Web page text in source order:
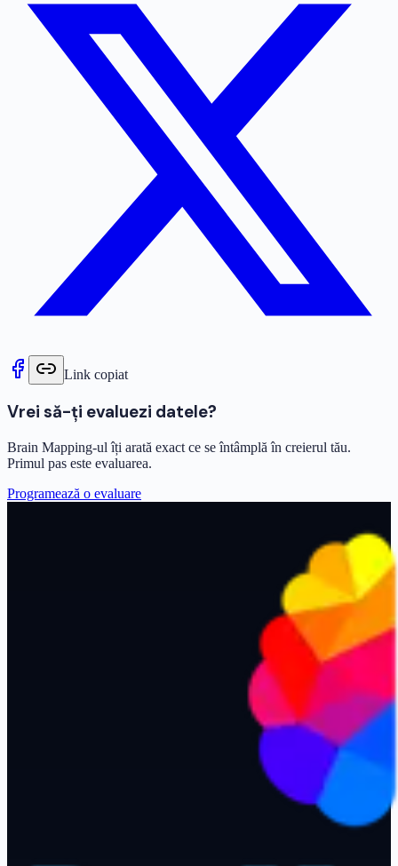
Link copiat
Vrei să-ți evaluezi datele?
Brain Mapping-ul îți arată exact ce se întâmplă în creierul tău.
Primul pas este evaluarea.
Programează o evaluare